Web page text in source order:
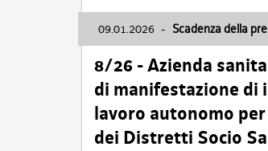
09.01.2026 - Scadenza della
8/26 - Azienda
di manifestazione di
lavoro autonomo
dei Distretti Socio